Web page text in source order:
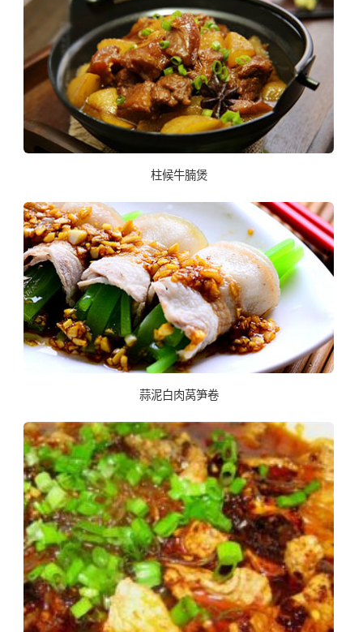
柱候牛腩煲
蒜泥白肉莴笋卷